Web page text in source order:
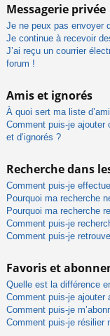
Messagerie privée
Je ne peux pas envoyer
Je continue à recevoir
J’ai reçu un courrier
forum !
Amis et ignorés
À quoi sert ma liste
Comment puis-je ajouter
et d’ignorés ?
Recherche dans
Comment puis-je
Pourquoi ma recherche
Pourquoi ma recherche
Comment puis-je
Comment puis-je
Favoris et
Quelle est la différence
Comment puis-je ajouter
Comment puis-je
Comment puis-je résilier